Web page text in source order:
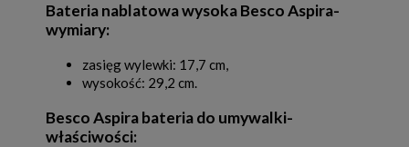
Bateria nablatowa wysoka Besco Aspira-
wymiary:
zasięg wylewki: 17,7 cm,
wysokość: 29,2 cm.
Besco Aspira bateria do umywalki-
właściwości: